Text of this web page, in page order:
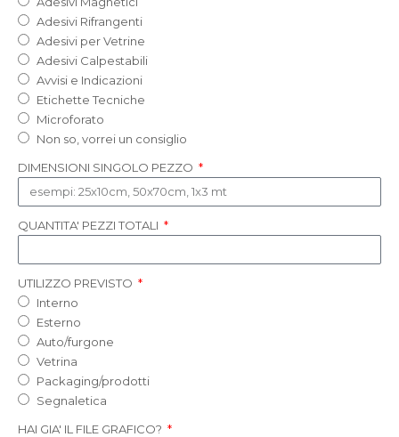
Adesivi Rifrangenti
Adesivi per Vetrine
Adesivi Calpestabili
Avvisi e Indicazioni
Etichette Tecniche
Microforato
Non so, vorrei un consiglio
DIMENSIONI SINGOLO PEZZO
QUANTITA' PEZZI TOTALI
UTILIZZO PREVISTO
Interno
Esterno
Auto/furgone
Vetrina
Packaging/prodotti
Segnaletica
HAI GIA' IL FILE GRAFICO?